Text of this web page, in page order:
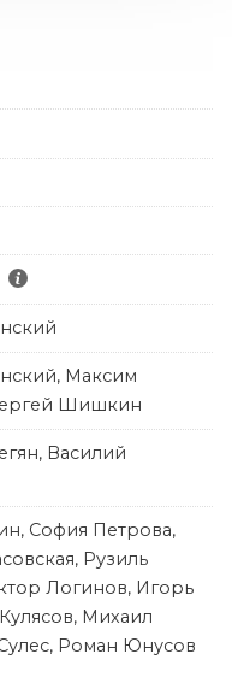
Максим
Шишкин
Василий
София Петрова,
Рузиль
Логинов, Игорь
Михаил
Роман Юнусов